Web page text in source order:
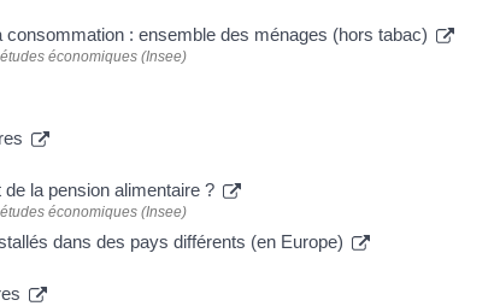
consommation : ensemble des ménages (hors tabac)
économiques (Insee)
la pension alimentaire ?
économiques (Insee)
dans des pays différents (en Europe)